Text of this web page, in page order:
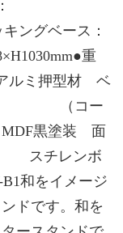
ングベース：
重
ルミ押型材 ベ
型材 （コー
黒塗装 面
スチレンボ
和をイメージ
ドです。和を